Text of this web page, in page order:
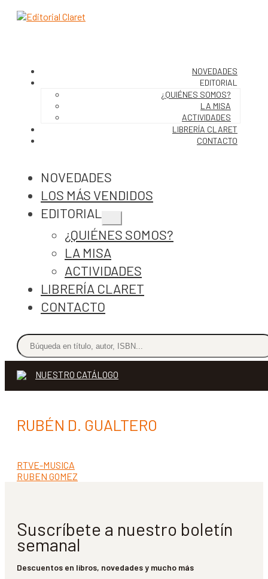
NOVEDADES
EDITORIAL
¿QUIÉNES SOMOS?
LA MISA
ACTIVIDADES
LIBRERÍA CLARET
CONTACTO
NOVEDADES
LOS MÁS VENDIDOS
EDITORIAL
Expandir
el
menú
¿QUIÉNES SOMOS?
LA MISA
ACTIVIDADES
LIBRERÍA CLARET
CONTACTO
NUESTRO CATÁLOGO
RUBÉN D. GUALTERO
Navegación
de
Anterior:
RTVE-MUSICA
Siguiente:
RUBEN GOMEZ
Suscríbete a nuestro boletín
semanal
Descuentos en libros, novedades y mucho más